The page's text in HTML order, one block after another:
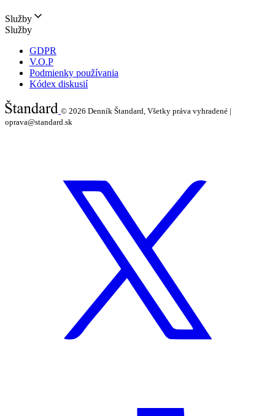
Služby
Služby
GDPR
V.O.P
Podmienky používania
Kódex diskusií
© 2026 Denník Štandard, Všetky práva vyhradené |
oprava@standard.sk